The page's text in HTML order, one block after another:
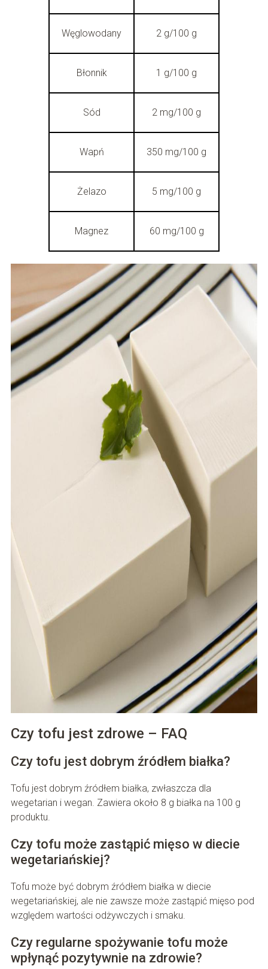
Węglowodany 2 g/100 g
Błonnik 1 g/100 g
Sód 2 mg/100 g
Wapń 350 mg/100 g
Żelazo 5 mg/100 g
Magnez 60 mg/100 g
Czy tofu jest zdrowe – FAQ
Czy tofu jest dobrym źródłem białka?
Tofu jest dobrym źródłem białka, zwłaszcza dla
wegetarian i wegan. Zawiera około 8 g białka na 100 g
produktu.
Czy tofu może zastąpić mięso w diecie
wegetariańskiej?
Tofu może być dobrym źródłem białka w diecie
wegetariańskiej, ale nie zawsze może zastąpić mięso pod
względem wartości odżywczych i smaku.
Czy regularne spożywanie tofu może
wpłynąć pozytywnie na zdrowie?